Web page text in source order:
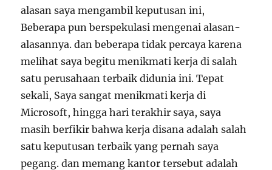
alasan saya mengambil keputusan ini,
Beberapa pun berspekulasi mengenai alasan-
alasannya. dan beberapa tidak percaya karena
melihat saya begitu menikmati kerja di salah
satu perusahaan terbaik didunia ini. Tepat
sekali, Saya sangat menikmati kerja di
Microsoft, hingga hari terakhir saya, saya
masih berfikir bahwa kerja disana adalah salah
satu keputusan terbaik yang pernah saya
pegang. dan memang kantor tersebut adalah